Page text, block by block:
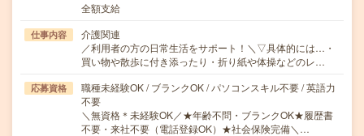
全額支給
仕事内容
介護関連
／利用者の方の日常生活をサポート！＼▽具体的には…・
買い物や散歩に付き添ったり・折り紙や体操などのレ…
応募資格
職種未経験OK / ブランクOK / パソコンスキル不要 / 英語力
不要
＼無資格＊未経験OK／★年齢不問・ブランクOK★履歴書
不要・来社不要（電話登録OK）★社会保険完備＼…